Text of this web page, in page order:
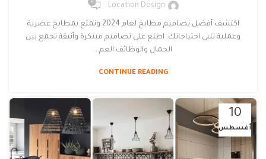
Location Design
0
اكتشف أفضل تصاميم مطابخ لعام 2024 وتمتع بمطابخ عصرية
وعملية تلبي احتياجاتك. اطلع على تصاميم مبتكرة وأنيقة تجمع بين
الجمال والوظائف العم...
CONTINUE READING
10
أغسطس